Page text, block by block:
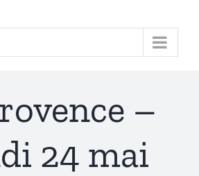
–
24 mai